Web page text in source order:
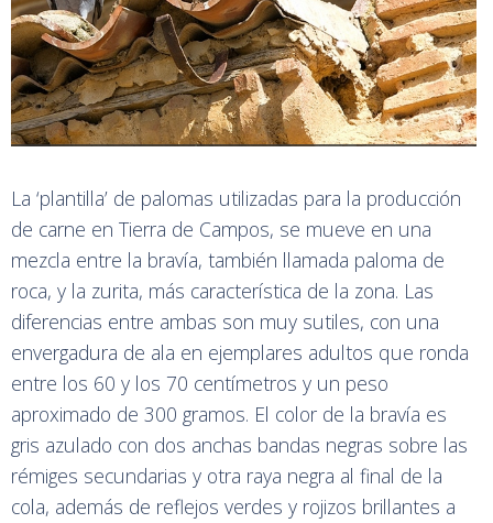
La ‘plantilla’ de palomas utilizadas para la producción
de carne en Tierra de Campos, se mueve en una
mezcla entre la bravía, también llamada paloma de
roca, y la zurita, más característica de la zona. Las
diferencias entre ambas son muy sutiles, con una
envergadura de ala en ejemplares adultos que ronda
entre los 60 y los 70 centímetros y un peso
aproximado de 300 gramos. El color de la bravía es
gris azulado con dos anchas bandas negras sobre las
rémiges secundarias y otra raya negra al final de la
cola, además de reflejos verdes y rojizos brillantes a